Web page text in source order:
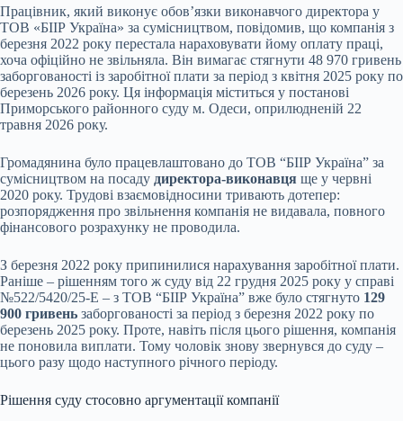
Працівник, який виконує обов’язки виконавчого директора у
ТОВ «БІІР Україна» за сумісництвом, повідомив, що компанія з
березня 2022 року перестала нараховувати йому оплату праці,
хоча офіційно не звільняла. Він вимагає стягнути 48 970 гривень
заборгованості із заробітної плати за період з квітня 2025 року по
березень 2026 року. Ця інформація міститься у постанові
Приморського районного суду м. Одеси, оприлюдненій 22
травня 2026 року.
Громадянина було працевлаштовано до ТОВ “БІІР Україна” за
сумісництвом на посаду директора-виконавця ще у червні
2020 року. Трудові взаємовідносини тривають дотепер:
розпорядження про звільнення компанія не видавала, повного
фінансового розрахунку не проводила.
З березня 2022 року припинилися нарахування заробітної плати.
Раніше – рішенням того ж суду від 22 грудня 2025 року у справі
№522/5420/25-Е – з ТОВ “БІІР Україна” вже було стягнуто 129
900 гривень заборгованості за період з березня 2022 року по
березень 2025 року. Проте, навіть після цього рішення, компанія
не поновила виплати. Тому чоловік знову звернувся до суду –
цього разу щодо наступного річного періоду.
Рішення суду стосовно аргументації компанії